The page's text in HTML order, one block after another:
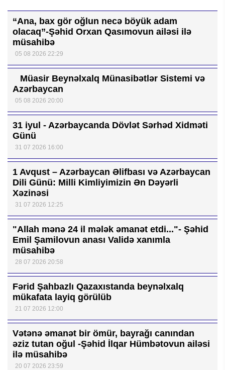
“Ana, bax gör oğlun necə böyük adam
olacaq”-Şəhid Orxan Qasımovun ailəsi ilə
müsahibə
05 08 2026 22:29
Müasir Beynəlxalq Münasibətlər Sistemi və
Azərbaycan
05 08 2026 20:00
31 iyul - Azərbaycanda Dövlət Sərhəd Xidməti
Günü
31 07 2026 16:00
1 Avqust – Azərbaycan Əlifbası və Azərbaycan
Dili Günü: Milli Kimliyimizin Ən Dəyərli
Xəzinəsi
31 07 2026 12:25
"Allah mənə 24 il mələk əmanət etdi..."- Şəhid
Emil Şamilovun anası Validə xanımla
müsahibə
28 07 2026 20:58
Fərid Şahbazlı Qazaxıstanda beynəlxalq
mükafata layiq görülüb
21 07 2026 12:00
Vətənə əmanət bir ömür, bayrağı canından
əziz tutan oğul -Şəhid İlqar Hümbətovun ailəsi
ilə müsahibə
20 07 2026 23:59